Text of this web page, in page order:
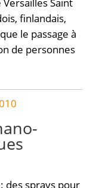
finlandais,
le passage à
de personnes
des sprays pour